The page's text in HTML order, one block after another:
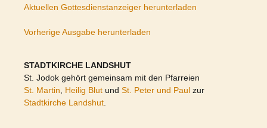
Aktuellen Gottesdienstanzeiger herunterladen
Vorherige Ausgabe herunterladen
STADTKIRCHE LANDSHUT
St. Jodok gehört gemeinsam mit den Pfarreien
St. Martin
Heilig Blut und St. Peter und Paul zur
Stadtkirche Landshut